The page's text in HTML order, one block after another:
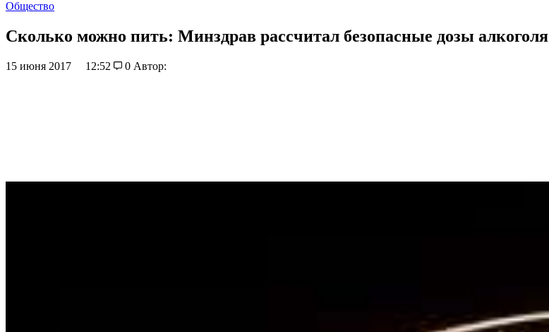
Общество
Сколько можно пить: Минздрав рассчитал безопасные дозы алкоголя
15 июня 2017 12:52 0 Автор: